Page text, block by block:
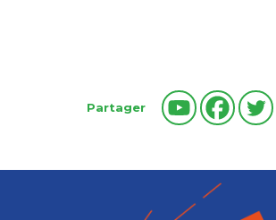
Partager